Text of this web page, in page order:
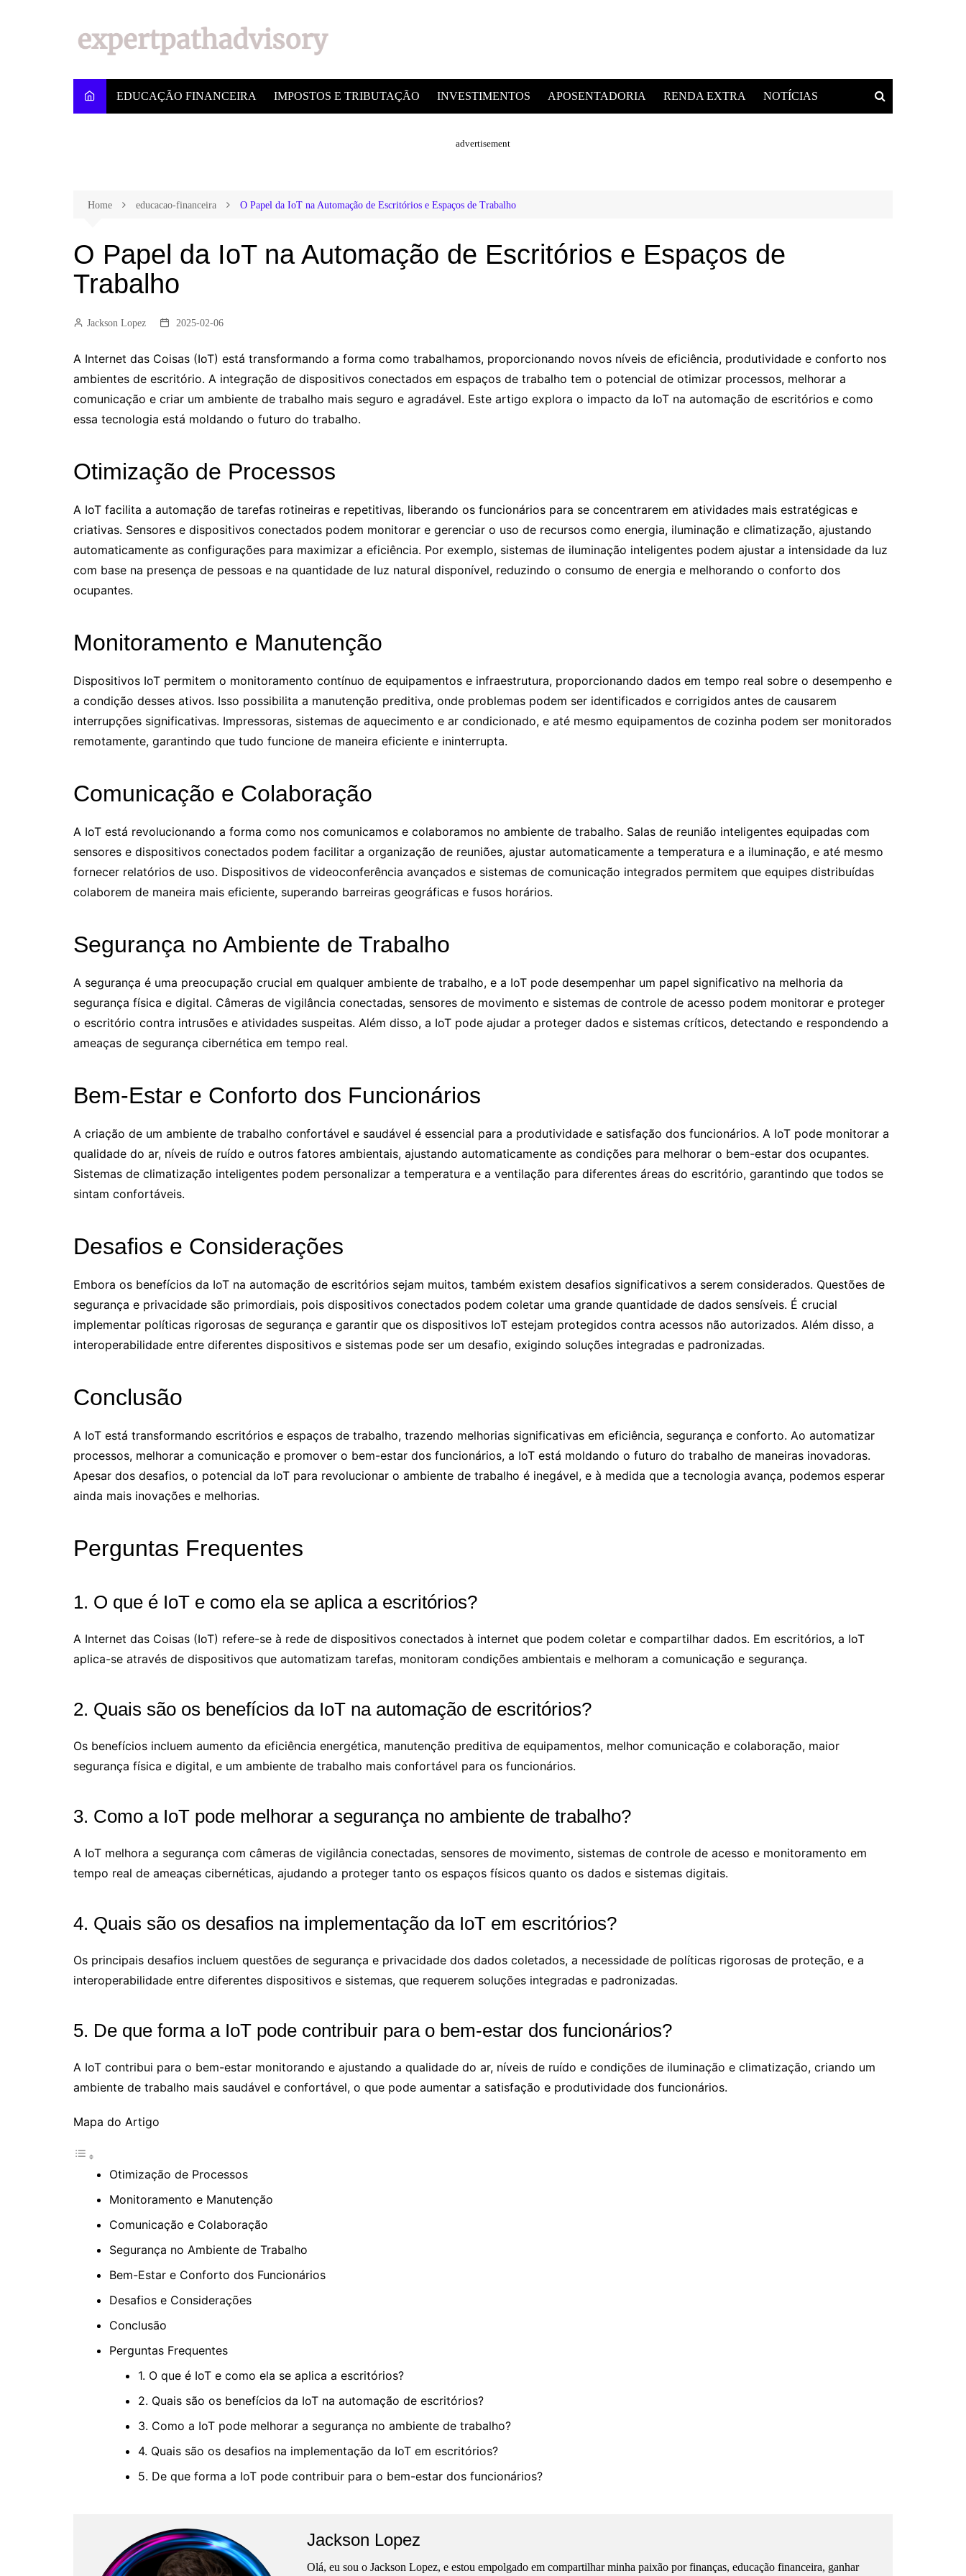
EDUCAÇÃO FINANCEIRA IMPOSTOS E TRIBUTAÇÃO INVESTIMENTOS APOSENTADORIA RENDA EXTRA NOTÍCIAS
advertisement
Home educacao-financeira O Papel da IoT na Automação de Escritórios e Espaços de Trabalho
O Papel da IoT na Automação de Escritórios e Espaços de
Trabalho
Jackson Lopez 2025-02-06
A Internet das Coisas (IoT) está transformando a forma como trabalhamos, proporcionando novos níveis de eficiência, produtividade e conforto nos
ambientes de escritório. A integração de dispositivos conectados em espaços de trabalho tem o potencial de otimizar processos, melhorar a
comunicação e criar um ambiente de trabalho mais seguro e agradável. Este artigo explora o impacto da IoT na automação de escritórios e como
essa tecnologia está moldando o futuro do trabalho.
Otimização de Processos
A IoT facilita a automação de tarefas rotineiras e repetitivas, liberando os funcionários para se concentrarem em atividades mais estratégicas e
criativas. Sensores e dispositivos conectados podem monitorar e gerenciar o uso de recursos como energia, iluminação e climatização, ajustando
automaticamente as configurações para maximizar a eficiência. Por exemplo, sistemas de iluminação inteligentes podem ajustar a intensidade da luz
com base na presença de pessoas e na quantidade de luz natural disponível, reduzindo o consumo de energia e melhorando o conforto dos
ocupantes.
Monitoramento e Manutenção
Dispositivos IoT permitem o monitoramento contínuo de equipamentos e infraestrutura, proporcionando dados em tempo real sobre o desempenho e
a condição desses ativos. Isso possibilita a manutenção preditiva, onde problemas podem ser identificados e corrigidos antes de causarem
interrupções significativas. Impressoras, sistemas de aquecimento e ar condicionado, e até mesmo equipamentos de cozinha podem ser monitorados
remotamente, garantindo que tudo funcione de maneira eficiente e ininterrupta.
Comunicação e Colaboração
A IoT está revolucionando a forma como nos comunicamos e colaboramos no ambiente de trabalho. Salas de reunião inteligentes equipadas com
sensores e dispositivos conectados podem facilitar a organização de reuniões, ajustar automaticamente a temperatura e a iluminação, e até mesmo
fornecer relatórios de uso. Dispositivos de videoconferência avançados e sistemas de comunicação integrados permitem que equipes distribuídas
colaborem de maneira mais eficiente, superando barreiras geográficas e fusos horários.
Segurança no Ambiente de Trabalho
A segurança é uma preocupação crucial em qualquer ambiente de trabalho, e a IoT pode desempenhar um papel significativo na melhoria da
segurança física e digital. Câmeras de vigilância conectadas, sensores de movimento e sistemas de controle de acesso podem monitorar e proteger
o escritório contra intrusões e atividades suspeitas. Além disso, a IoT pode ajudar a proteger dados e sistemas críticos, detectando e respondendo a
ameaças de segurança cibernética em tempo real.
Bem-Estar e Conforto dos Funcionários
A criação de um ambiente de trabalho confortável e saudável é essencial para a produtividade e satisfação dos funcionários. A IoT pode monitorar a
qualidade do ar, níveis de ruído e outros fatores ambientais, ajustando automaticamente as condições para melhorar o bem-estar dos ocupantes.
Sistemas de climatização inteligentes podem personalizar a temperatura e a ventilação para diferentes áreas do escritório, garantindo que todos se
sintam confortáveis.
Desafios e Considerações
Embora os benefícios da IoT na automação de escritórios sejam muitos, também existem desafios significativos a serem considerados. Questões de
segurança e privacidade são primordiais, pois dispositivos conectados podem coletar uma grande quantidade de dados sensíveis. É crucial
implementar políticas rigorosas de segurança e garantir que os dispositivos IoT estejam protegidos contra acessos não autorizados. Além disso, a
interoperabilidade entre diferentes dispositivos e sistemas pode ser um desafio, exigindo soluções integradas e padronizadas.
Conclusão
A IoT está transformando escritórios e espaços de trabalho, trazendo melhorias significativas em eficiência, segurança e conforto. Ao automatizar
processos, melhorar a comunicação e promover o bem-estar dos funcionários, a IoT está moldando o futuro do trabalho de maneiras inovadoras.
Apesar dos desafios, o potencial da IoT para revolucionar o ambiente de trabalho é inegável, e à medida que a tecnologia avança, podemos esperar
ainda mais inovações e melhorias.
Perguntas Frequentes
1. O que é IoT e como ela se aplica a escritórios?
A Internet das Coisas (IoT) refere-se à rede de dispositivos conectados à internet que podem coletar e compartilhar dados. Em escritórios, a IoT
aplica-se através de dispositivos que automatizam tarefas, monitoram condições ambientais e melhoram a comunicação e segurança.
2. Quais são os benefícios da IoT na automação de escritórios?
Os benefícios incluem aumento da eficiência energética, manutenção preditiva de equipamentos, melhor comunicação e colaboração, maior
segurança física e digital, e um ambiente de trabalho mais confortável para os funcionários.
3. Como a IoT pode melhorar a segurança no ambiente de trabalho?
A IoT melhora a segurança com câmeras de vigilância conectadas, sensores de movimento, sistemas de controle de acesso e monitoramento em
tempo real de ameaças cibernéticas, ajudando a proteger tanto os espaços físicos quanto os dados e sistemas digitais.
4. Quais são os desafios na implementação da IoT em escritórios?
Os principais desafios incluem questões de segurança e privacidade dos dados coletados, a necessidade de políticas rigorosas de proteção, e a
interoperabilidade entre diferentes dispositivos e sistemas, que requerem soluções integradas e padronizadas.
5. De que forma a IoT pode contribuir para o bem-estar dos funcionários?
A IoT contribui para o bem-estar monitorando e ajustando a qualidade do ar, níveis de ruído e condições de iluminação e climatização, criando um
ambiente de trabalho mais saudável e confortável, o que pode aumentar a satisfação e produtividade dos funcionários.
Mapa do Artigo
Otimização de Processos
Monitoramento e Manutenção
Comunicação e Colaboração
Segurança no Ambiente de Trabalho
Bem-Estar e Conforto dos Funcionários
Desafios e Considerações
Conclusão
Perguntas Frequentes
1. O que é IoT e como ela se aplica a escritórios?
2. Quais são os benefícios da IoT na automação de escritórios?
3. Como a IoT pode melhorar a segurança no ambiente de trabalho?
4. Quais são os desafios na implementação da IoT em escritórios?
5. De que forma a IoT pode contribuir para o bem-estar dos funcionários?
Jackson Lopez
Olá, eu sou o Jackson Lopez, e estou empolgado em compartilhar minha paixão por finanças, educação financeira, ganhar